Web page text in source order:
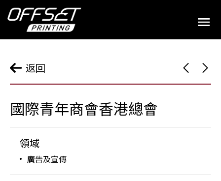
返回
國際青年商會香港總會
領域
廣告及宣傳